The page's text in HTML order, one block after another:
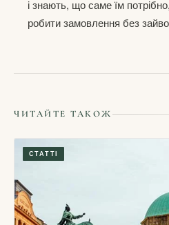
і знають, що саме їм
робити замовлення без
ЧИТАЙТЕ ТАКОЖ
СТАТТІ